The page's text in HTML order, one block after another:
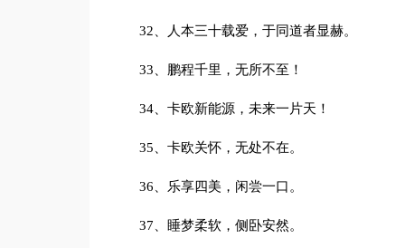
32、人本三十载爱，于同道者显赫。
33、鹏程千里，无所不至！
34、卡欧新能源，未来一片天！
35、卡欧关怀，无处不在。
36、乐享四美，闲尝一口。
37、睡梦柔软，侧卧安然。